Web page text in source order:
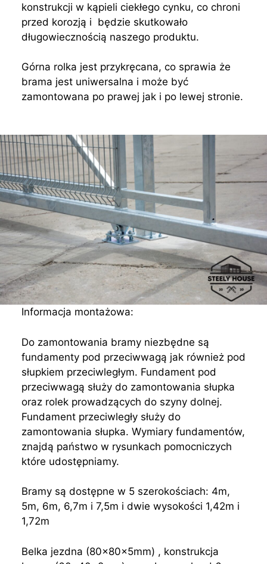
konstrukcji w kąpieli ciekłego cynku, co chroni
przed korozją i będzie skutkowało
długowiecznością naszego produktu.
Górna rolka jest przykręcana, co sprawia że
brama jest uniwersalna i może być
zamontowana po prawej jak i po lewej stronie.
Informacja montażowa:
Do zamontowania bramy niezbędne są
fundamenty pod przeciwwagą jak również pod
słupkiem przeciwległym. Fundament pod
przeciwwagą służy do zamontowania słupka
oraz rolek prowadzących do szyny dolnej.
Fundament przeciwległy służy do
zamontowania słupka. Wymiary fundamentów,
znajdą państwo w rysunkach pomocniczych
które udostępniamy.
Bramy są dostępne w 5 szerokościach: 4m,
5m, 6m, 6,7m i 7,5m i dwie wysokości 1,42m i
1,72m
Belka jezdna (80x80x5mm) , konstrukcja